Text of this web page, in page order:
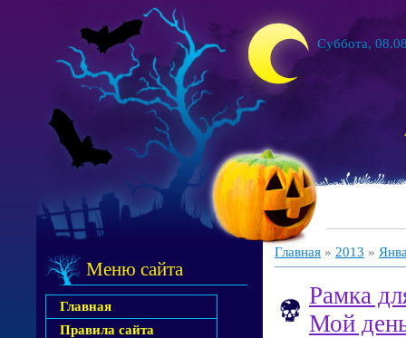
Суббота,
Меню сайта
Главная
Правила сайта
Главная » 2013 »
Рамка
Мой